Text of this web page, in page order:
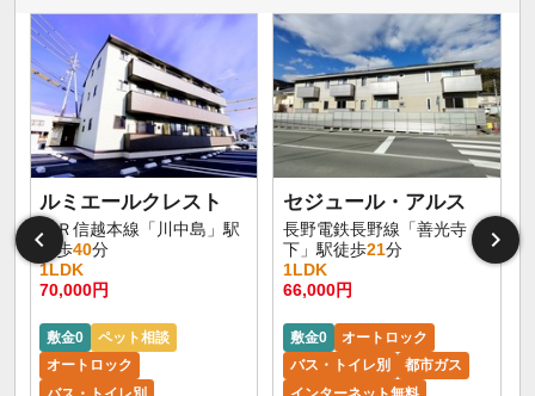
ルミエールクレスト
ＪＲ信越本線「川中島」駅
徒歩40分
1LDK
70,000円
敷金0
ペット相談
オートロック
セジュール・アルス
長野電鉄長野線「善光寺
下」駅徒歩21分
1LDK
66,000円
敷金0
オートロック
バス・トイレ別
都市ガス